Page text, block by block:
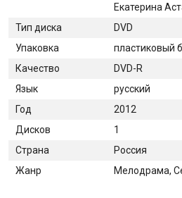
Екатерина
Тип диска
DVD
Упаковка
пластиковый
Качество
DVD-R
Язык
русский
Год
2012
Дисков
1
Страна
Россия
Жанр
Мелодрама,